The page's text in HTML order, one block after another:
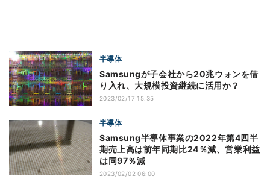
半導体
Samsungが子会社から20兆ウォンを借
り入れ、大規模投資継続に活用か？
2023/02/17 15:35
半導体
Samsung半導体事業の2022年第4四半
期売上高は前年同期比24％減、営業利益
は同97％減
2023/02/02 06:00